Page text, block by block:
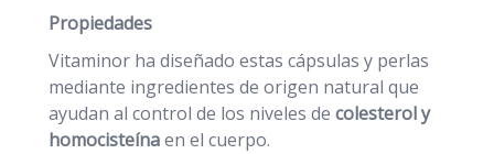
Propiedades
Vitaminor ha diseñado estas cápsulas y perlas
mediante ingredientes de origen natural que
ayudan al control de los niveles de colesterol y
homocisteínaen el cuerpo.